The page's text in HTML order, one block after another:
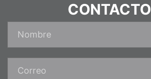
CONTACTO